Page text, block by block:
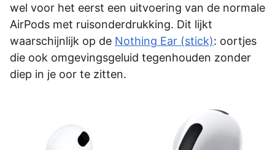
wel voor het eerst een uitvoering van de normale
AirPods met ruisonderdrukking. Dit lijkt
waarschijnlijk op de Nothing Ear (stick): oortjes
die ook omgevingsgeluid tegenhouden zonder
diep in je oor te zitten.